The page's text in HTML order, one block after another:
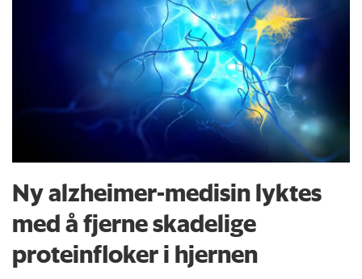
Ny alzheimer-medisin lyktes
med å fjerne skadelige
proteinfloker i hjernen